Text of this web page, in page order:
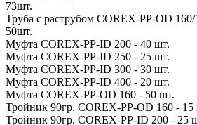
73шт.
Труба с раструбом COREX-PP-OD
50шт.
Муфта COREX-PP-ID 200 - 40 шт.
Муфта COREX-PP-ID 250 - 25 шт.
Муфта COREX-PP-ID 300 - 30 шт.
Муфта COREX-PP-ID 400 - 20 шт.
Муфта COREX-PP-OD 160 - 50 шт.
Тройник 90гр. COREX-PP-OD 160 - 15
Тройник 90гр. COREX-PP-ID 200 - 25